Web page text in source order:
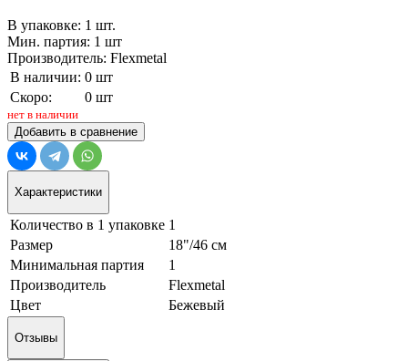
В упаковке: 1 шт.
Мин. партия: 1 шт
Производитель: Flexmetal
В наличии: 0 шт
Скоро:
0 шт
нет в наличии
Добавить в сравнение
Характеристики
Количество в 1 упаковке 1
Размер
18"/46 см
Минимальная партия
1
Производитель
Flexmetal
Цвет
Бежевый
Отзывы